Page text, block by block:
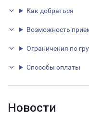
Как добраться
Возможность
Ограничения по
Способы оплаты
Новости